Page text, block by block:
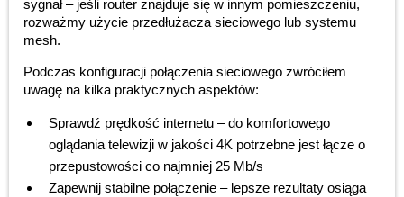
sygnał – jeśli router znajduje się w innym pomieszczeniu,
rozważmy użycie przedłużacza sieciowego lub systemu
mesh.
Podczas konfiguracji połączenia sieciowego zwróciłem
uwagę na kilka praktycznych aspektów:
Sprawdź prędkość internetu – do komfortowego
oglądania telewizji w jakości 4K potrzebne jest łącze o
przepustowości co najmniej 25 Mb/s
Zapewnij stabilne połączenie – lepsze rezultaty osiąga